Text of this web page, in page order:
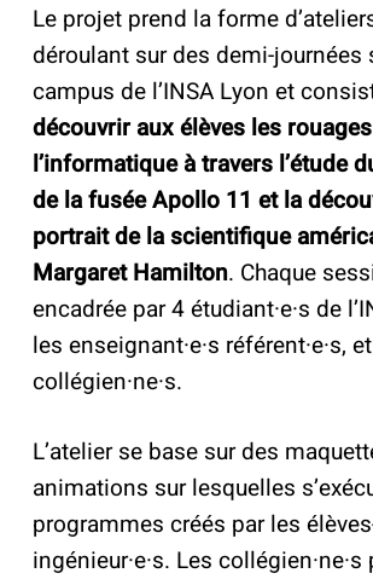
Le projet prend la forme
déroulant sur des demi-journées
campus de l’INSA Lyon et
découvrir aux élèves les
l’informatique à travers l’étude
de la fusée Apollo 11 et la
portrait de la scientifique
Margaret Hamilton. Chaque
encadrée par 4 étudiant·e·s de
les enseignant·e·s référent·e·s,
collégien·ne·s.
L’atelier se base sur des
animations sur lesquelles
programmes créés par les
ingénieur·e·s. Les collégien·ne·s